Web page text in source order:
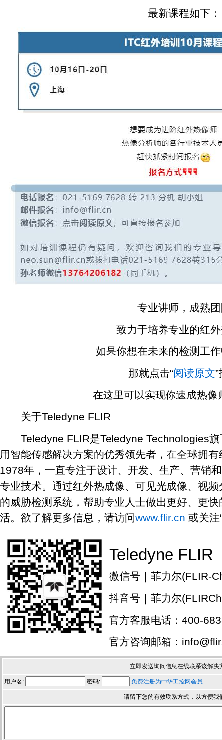
最新课程如下：
专业讲师，成熟团
致力于培养专业的红外
如果你想在未来的检测工作
那就点击“阅读原文
在这里可以实现你速成热像
关于Teledyne FLIR
Teledyne FLIR是Teledyne Technologies旗
用智能传感解决方案的优秀领先者，在全球拥
1978年，一直专注于设计、开发、生产、营销
专业技术。通过红外热成像、可见光成像、视
的威胁检测系统，帮助专业人士做出更好、更
活。欲了解更多信息，请访问www.flir.cn 或关注
Teledyne FLIR
微信号｜菲力尔(FLIR-
抖音号｜菲力尔
官方客服电话：400-
官方咨询邮箱：
立即发送询问信息在线联系该解决
用户名: 密码: 免费注册为中华工控网会员
请留下您的有效联系方式，以方便我